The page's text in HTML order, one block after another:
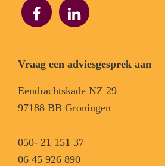
Vraag een adviesgesprek aan
Eendrachtskade NZ 29
97188 BB Groningen
050- 21 151 37
06 45 926 890